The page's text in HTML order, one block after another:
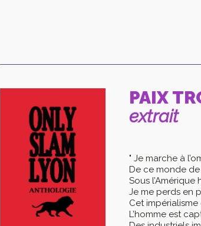
PAIX
extrait
" Je marche à
De ce monde de
Sous
Je me perds en
Cet impérialisme
L’homme est